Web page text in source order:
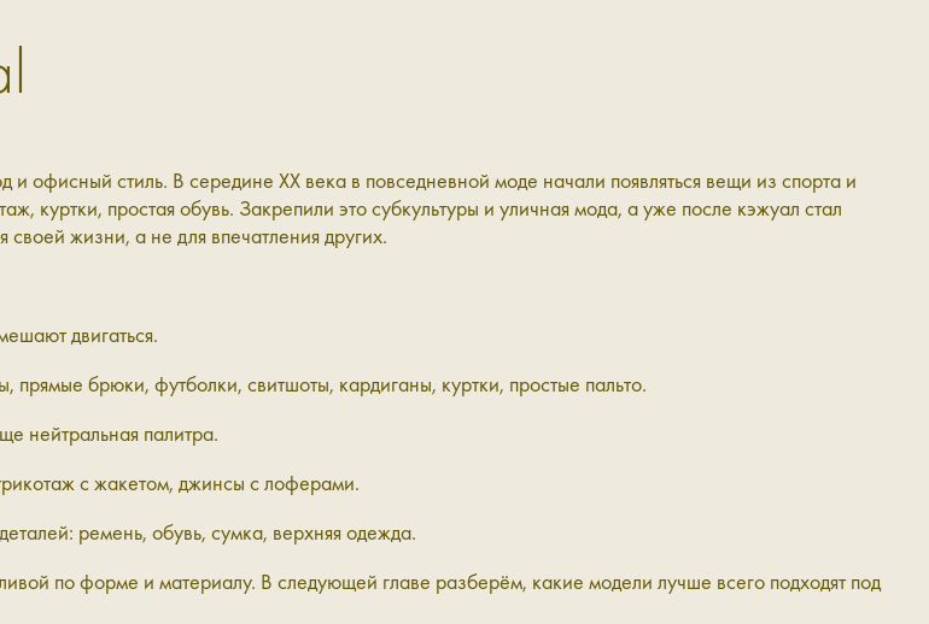
и офисный стиль. В середине XX века в повседневной моде начали появляться вещи из спорта и
куртки, простая обувь. Закрепили это субкультуры и уличная мода, а уже после кэжуал стал
жизни, а не для впечатления других.
двигаться.
прямые брюки, футболки, свитшоты, кардиганы, куртки, простые пальто.
нейтральная палитра.
с жакетом, джинсы с лоферами.
ремень, обувь, сумка, верхняя одежда.
по форме и материалу. В следующей главе разберём, какие модели лучше всего подходят под